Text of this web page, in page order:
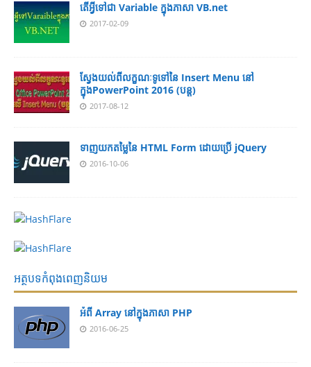
តើអ្វីទៅជា Variable ក្នុងភាសា VB.net
2017-02-09
ស្វែងយល់ពីលក្ខណៈទូទៅនៃ Insert Menu នៅ
ក្នុងPowerPoint 2016 (បន្ត)
2017-08-12
ទាញយកតម្លៃនៃ HTML Form ដោយប្រើ jQuery
2016-10-06
អត្ថបទកំពុងពេញនិយម
អំពី Array នៅ​​ក្នុង​ភា​សា PHP
2016-06-25